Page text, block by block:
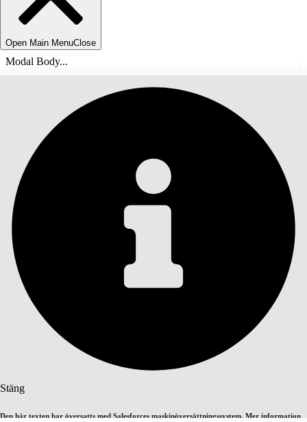
Open Main MenuClose
Modal Body...
Stäng
Den här texten har översatts med Salesforces maskinöversättningssystem. Mer information
Innehållsförteckningar
INNEHÅLLSFÖRTECKNINGAR